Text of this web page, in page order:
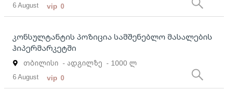
6 August vip 0
კონსულტანტის პოზიცია სამშენებლო მასალების
ჰიპერმარკეტში
თბილისი - ადგილზე - 1000 ლ
6 August vip 0